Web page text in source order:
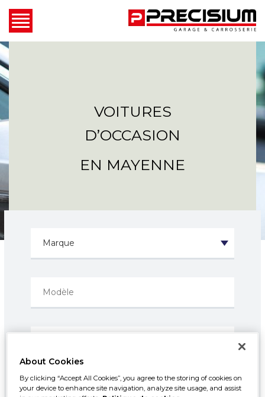
VOITURES
D’OCCASION
EN MAYENNE
Prix entre:
About Cookies
By clicking “Accept All Cookies”, you agree to the storing of cookies on
your device to enhance site navigation, analyze site usage, and assist